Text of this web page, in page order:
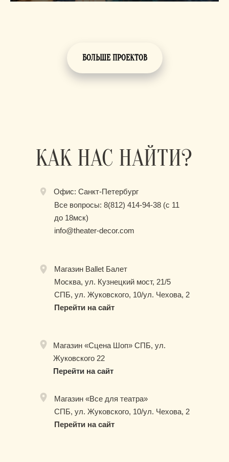
БОЛЬШЕ ПРОЕКТОВ
КАК НАС НАЙТИ?
Магазин «Сцена Шоп» СПБ, ул.
Жуковского 22
Перейти на сайт
Офис: Санкт-Петербург
Магазин Ballet Балет
Москва, ул. Кузнецкий мост, 21/5
СПБ, ул. Жуковского, 10/ул. Чехова, 2
Перейти на сайт
Все вопросы: 8(812) 414-94-38 (с 11
до 18мск)
info@theater-decor.com
Магазин «Все для театра»
СПБ, ул. Жуковского, 10/ул. Чехова, 2
Перейти на сайт